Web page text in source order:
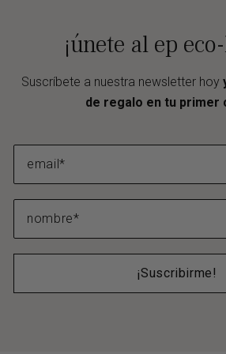
¡únete al ep
Suscríbete a nuestra newsletter hoy
de regalo en tu primer
¡Suscribirme!